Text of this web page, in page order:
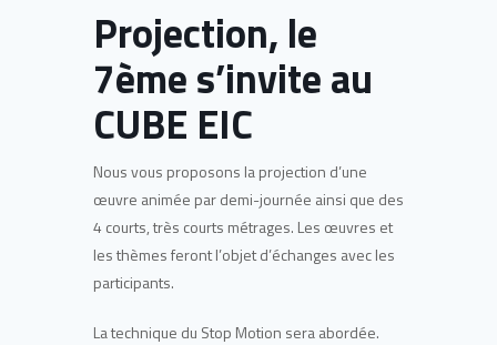
Projection, le
7ème s’invite au
CUBE EIC
Nous vous proposons la projection d’une
œuvre animée par demi-journée ainsi que des
4 courts, très courts métrages. Les œuvres et
les thèmes feront l’objet d’échanges avec les
participants.
La technique du Stop Motion sera abordée.